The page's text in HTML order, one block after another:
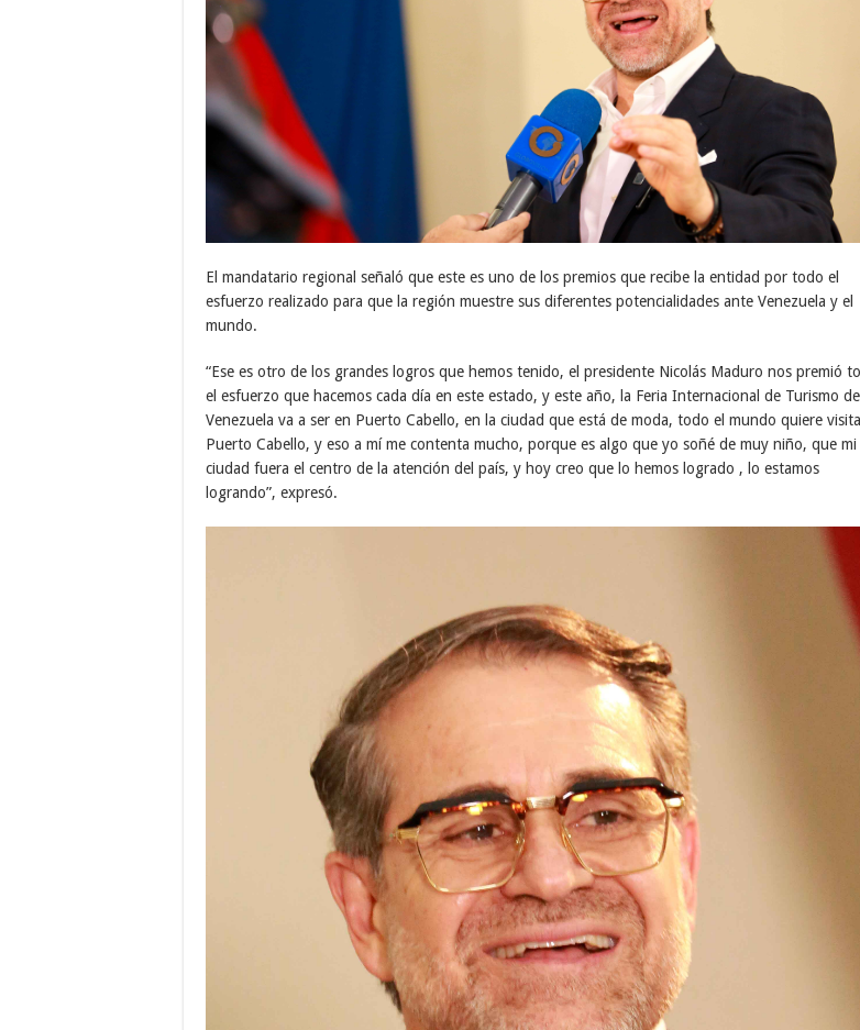
El mandatario regional señaló que este es uno de los premios que recibe la entidad por todo el
esfuerzo realizado para que la región muestre sus diferentes potencialidades ante Venezuela y el
mundo.
“Ese es otro de los grandes logros que hemos tenido, el presidente Nicolás Maduro nos premió
el esfuerzo que hacemos cada día en este estado, y este año, la Feria Internacional de Turismo de
Venezuela va a ser en Puerto Cabello, en la ciudad que está de moda, todo el mundo quiere
Puerto Cabello, y eso a mí me contenta mucho, porque es algo que yo soñé de muy niño, que mi
ciudad fuera el centro de la atención del país, y hoy creo que lo hemos logrado , lo estamos
logrando”, expresó.